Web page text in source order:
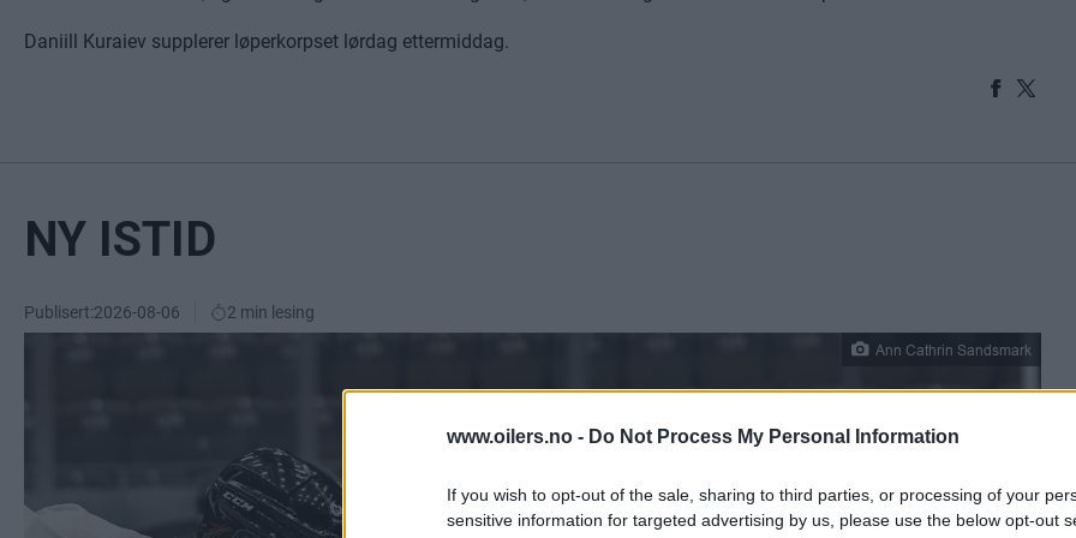
www.oilers.no - Do Not Process My Personal Information
If you wish to opt-out of the sale, sharing to third parties, or processing of your
sensitive information for targeted advertising by us, please use the below opt-out
Daniill Kuraiev supplerer løperkorpset lørdag ettermiddag.
NY ISTID
Publisert:2026-08-06 2 min lesing
Ann Cathrin Sandsmark